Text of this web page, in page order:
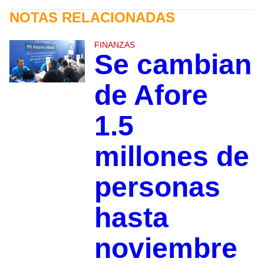
NOTAS RELACIONADAS
FINANZAS
Se cambian
de Afore
1.5
millones de
personas
hasta
noviembre